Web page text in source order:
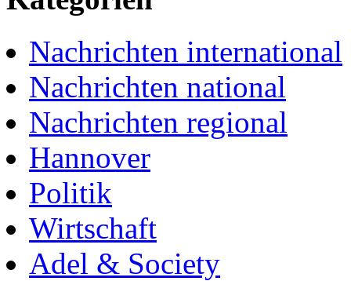
Nachrichten international
Nachrichten national
Nachrichten regional
Hannover
Politik
Wirtschaft
Adel & Society